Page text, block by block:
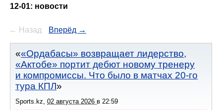
12-01: новости
← Назад Вперёд →
«Ордабасы» возвращает лидерство,
«Актобе» портит дебют новому тренеру
и компромиссы. Что было в матчах 20-го
тура КПЛ
Sports.kz, 02 августа 2026 в 22:59